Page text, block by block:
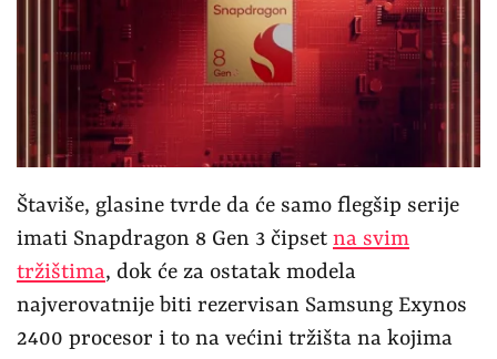
Štaviše, glasine tvrde da će samo flegšip serije
imati Snapdragon 8 Gen 3 čipset na svim
tržištima, dok će za ostatak modela
najverovatnije biti rezervisan Samsung Exynos
2400 procesor i to na većini tržišta na kojima